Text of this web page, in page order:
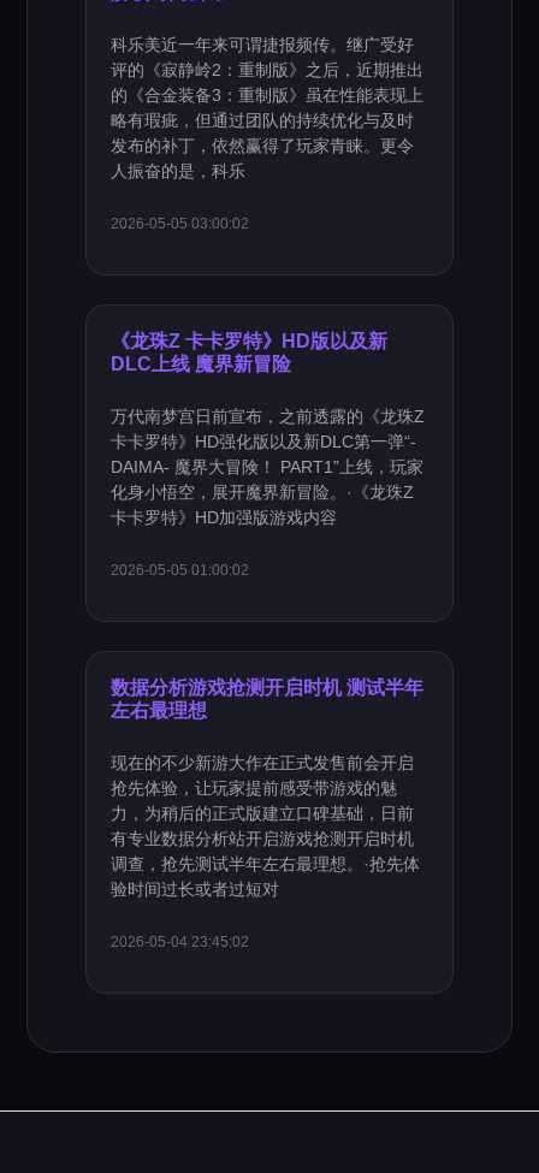
科乐美近一年来可谓捷报频传。继广受好
评的《寂静岭2：重制版》之后，近期推出
的《合金装备3：重制版》虽在性能表现上
略有瑕疵，但通过团队的持续优化与及时
发布的补丁，依然赢得了玩家青睐。更令
人振奋的是，科乐
2026-05-05 03:00:02
《龙珠Z 卡卡罗特》HD版以及新
DLC上线 魔界新冒险
万代南梦宫日前宣布，之前透露的《龙珠Z
卡卡罗特》HD强化版以及新DLC第一弹“-
DAIMA- 魔界大冒険！ PART1”上线，玩家
化身小悟空，展开魔界新冒险。·《龙珠Z
卡卡罗特》HD加强版游戏内容
2026-05-05 01:00:02
数据分析游戏抢测开启时机 测试半年
左右最理想
现在的不少新游大作在正式发售前会开启
抢先体验，让玩家提前感受带游戏的魅
力，为稍后的正式版建立口碑基础，日前
有专业数据分析站开启游戏抢测开启时机
调查，抢先测试半年左右最理想。·抢先体
验时间过长或者过短对
2026-05-04 23:45:02